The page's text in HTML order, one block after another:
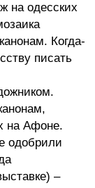
на одесских
Когда-
писать
на Афоне.
одобрили
–